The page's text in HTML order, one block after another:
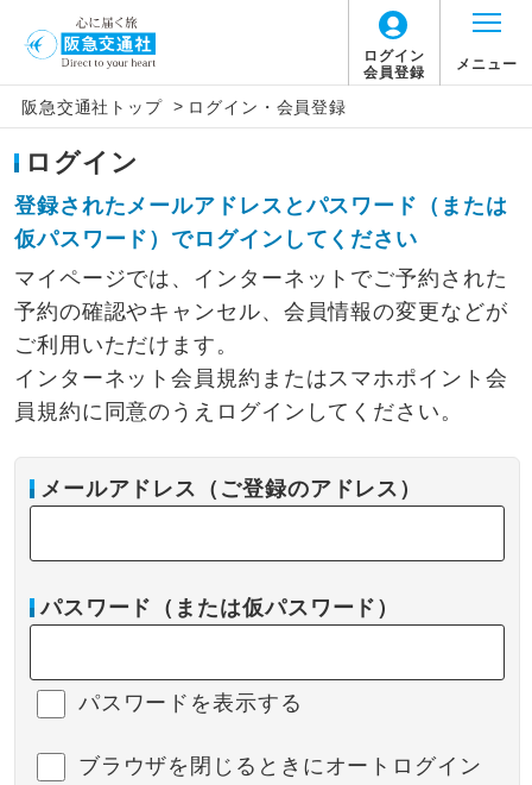
ログイン
会員登録
メニュー
阪急交通社トップ > ログイン・会員登録
ログイン
登録されたメールアドレスとパスワード（または
仮パスワード）でログインしてください
マイページでは、インターネットでご予約された
予約の確認やキャンセル、会員情報の変更などが
ご利用いただけます。
インターネット会員規約またはスマホポイント会
員規約に同意のうえログインしてください。
メールアドレス（ご登録のアドレス）
パスワード（または仮パスワード）
パスワードを表示する
ブラウザを閉じるときにオートログイン